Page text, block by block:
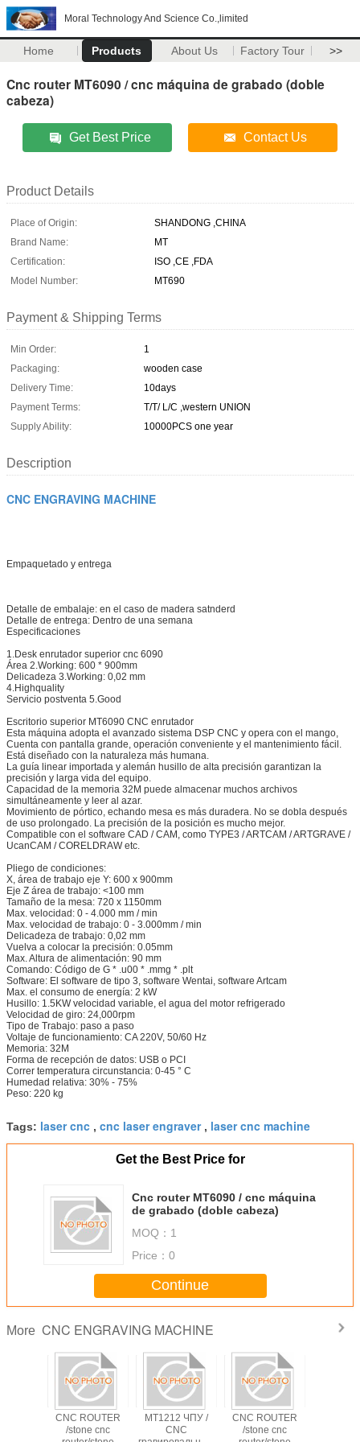
Moral Technology And Science Co.,limited
Home Products About Us Factory Tour >>
Cnc router MT6090 / cnc máquina de grabado (doble
cabeza)
Get Best Price Contact Us
Product Details
Place of Origin:
SHANDONG ,CHINA
Brand Name:
MT
Certification:
ISO ,CE ,FDA
Model Number:
MT690
Payment & Shipping Terms
Min Order:
1
Packaging:
wooden case
Delivery Time:
10days
Payment Terms:
T/T/ L/C ,western UNION
Supply Ability:
10000PCS one year
Description
CNC ENGRAVING MACHINE
Empaquetado y entrega
Detalle de embalaje: en el caso de madera satnderd
Detalle de entrega: Dentro de una semana
Especificaciones
1.Desk enrutador superior cnc 6090
Área 2.Working: 600 * 900mm
Delicadeza 3.Working: 0,02 mm
4.Highquality
Servicio postventa 5.Good
Escritorio superior MT6090 CNC enrutador
Esta máquina adopta el avanzado sistema DSP CNC y opera con el mango,
Cuenta con pantalla grande, operación conveniente y el mantenimiento fácil.
Está diseñado con la naturaleza más humana.
La guía linear importada y alemán husillo de alta precisión garantizan la
precisión y larga vida del equipo.
Capacidad de la memoria 32M puede almacenar muchos archivos
simultáneamente y leer al azar.
Movimiento de pórtico, echando mesa es más duradera. No se dobla después
de uso prolongado. La precisión de la posición es mucho mejor.
Compatible con el software CAD / CAM, como TYPE3 / ARTCAM / ARTGRAVE /
UcanCAM / CORELDRAW etc.
Pliego de condiciones:
X, área de trabajo eje Y: 600 x 900mm
Eje Z área de trabajo: <100 mm
Tamaño de la mesa: 720 x 1150mm
Max. velocidad: 0 - 4.000 mm / min
Max. velocidad de trabajo: 0 - 3.000mm / min
Delicadeza de trabajo: 0,02 mm
Vuelva a colocar la precisión: 0.05mm
Max. Altura de alimentación: 90 mm
Comando: Código de G * .u00 * .mmg * .plt
Software: El software de tipo 3, software Wentai, software Artcam
Max. el consumo de energía: 2 kW
Husillo: 1.5KW velocidad variable, el agua del motor refrigerado
Velocidad de giro: 24,000rpm
Tipo de Trabajo: paso a paso
Voltaje de funcionamiento: CA 220V, 50/60 Hz
Memoria: 32M
Forma de recepción de datos: USB o PCI
Correr temperatura circunstancia: 0-45 ° C
Humedad relativa: 30% - 75%
Peso: 220 kg
Tags: laser cnc , cnc laser engraver, laser cnc machine
Get the Best Price for
Cnc router MT6090 / cnc máquina
de grabado (doble cabeza)
MOQ： 1
Price： 0
Continue
More CNC ENGRAVING MACHINE
CNC ROUTER
/stone cnc
MT1212 ЧПУ /
CNC
CNC ROUTER
/stone cnc